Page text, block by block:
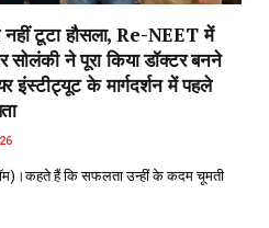
से नहीं टूटा हौसला, Re-NEET में
ने पूरा किया डॉक्टर बनने
इंस्टीट्यूट के मार्गदर्शन में पहले
हैं कि सफलता उन्हीं के कदम चूमती